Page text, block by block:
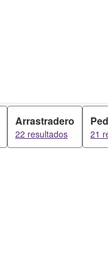
Arrastradero
22 resultados 21